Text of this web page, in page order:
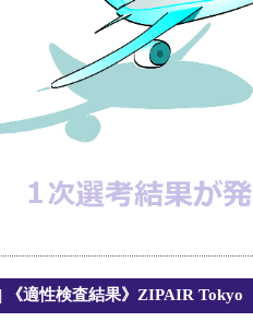
| 《適性検査結果》ZIPAIR Tokyo